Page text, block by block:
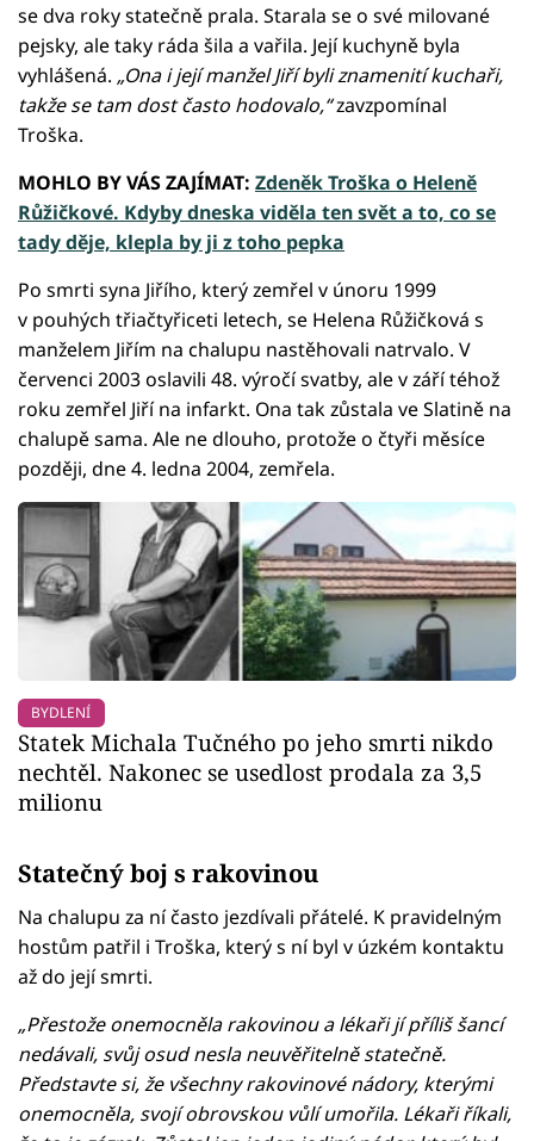
se dva roky statečně prala. Starala se o své milované
pejsky, ale taky ráda šila a vařila. Její kuchyně byla
vyhlášená. „Ona i její manžel Jiří byli znamenití kuchaři,
takže se tam dost často hodovalo,“zavzpomínal
Troška.
MOHLO BY VÁS ZAJÍMAT: Zdeněk Troška o Heleně
Růžičkové. Kdyby dneska viděla ten svět a to, co se
tady děje, klepla by ji z toho pepka
Po smrti syna Jiřího, který zemřel v únoru 1999
v pouhých třiačtyřiceti letech, se Helena Růžičková s
manželem Jiřím na chalupu nastěhovali natrvalo. V
červenci 2003 oslavili 48. výročí svatby, ale v září téhož
roku zemřel Jiří na infarkt. Ona tak zůstala ve Slatině na
chalupě sama. Ale ne dlouho, protože o čtyři měsíce
později, dne 4. ledna 2004, zemřela.
BYDLENÍ
Statek Michala Tučného po jeho smrti nikdo
nechtěl. Nakonec se usedlost prodala za 3,5
milionu
Statečný boj s rakovinou
Na chalupu za ní často jezdívali přátelé. K pravidelným
hostům patřil i Troška, který s ní byl v úzkém kontaktu
až do její smrti.
„Přestože onemocněla rakovinou a lékaři jí příliš šancí
nedávali, svůj osud nesla neuvěřitelně statečně.
Představte si, že všechny rakovinové nádory, kterými
onemocněla, svojí obrovskou vůlí umořila. Lékaři říkali,